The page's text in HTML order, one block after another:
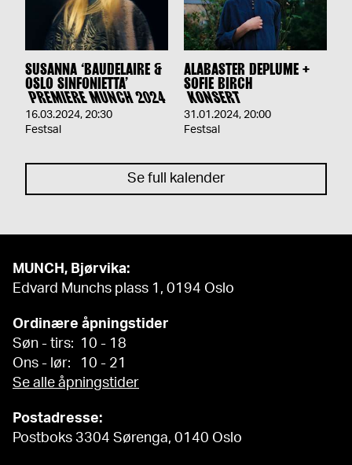
SUSANNA ‘BAUDELAIRE &
OSLO SINFONIETTA’
PREMIERE MUNCH 2024
16.03.2024, 20:30
Festsal
ALABASTER DEPLUME +
SOFIE BIRCH
KONSERT
31.01.2024, 20:00
Festsal
Se full kalender
MUNCH, Bjørvika:
Edvard Munchs plass 1, 0194 Oslo
Ordinære åpningstider
Søn - tirs: 10 - 18
Ons - lør: 10 - 21
Se alle åpningstider
Postadresse:
Postboks 3304 Sørenga, 0140 Oslo